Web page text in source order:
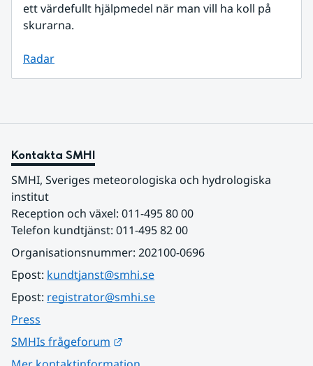
ett värdefullt hjälpmedel när man vill ha koll på
skurarna.
Radar
Kontakta SMHI
SMHI, Sveriges meteorologiska och hydrologiska
institut
Reception och växel: 011-495 80 00
Telefon kundtjänst: 011-495 82 00
Organisationsnummer: 202100-0696
Epost: kundtjanst@smhi.se
Epost: registrator@smhi.se
Press
SMHIs frågeforum